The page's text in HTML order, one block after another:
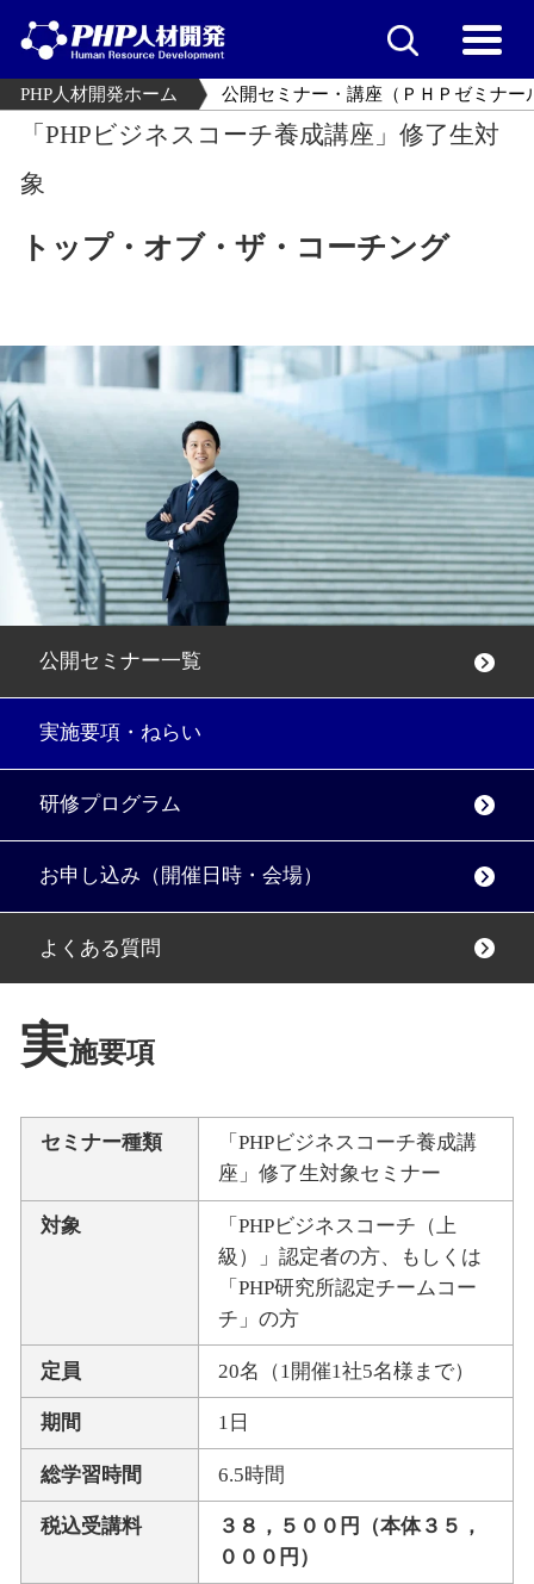
PHP人材開発ホーム 公開セミナー・講座（ＰＨＰゼミナー
「PHPビジネスコーチ養成講座」修了生対
象
トップ・オブ・ザ・コーチング
公開セミナー一覧
実施要項・ねらい
研修プログラム
お申し込み（開催日時・会場）
よくある質問
実施要項
セミナー種類
「PHPビジネスコーチ養成講
座」修了生対象セミナー
対象
「PHPビジネスコーチ（上
級）」認定者の方、もしくは
「PHP研究所認定チームコー
チ」の方
定員 20名（1開催1社5名様まで）
期間 1日
総学習時間 6.5時間
税込受講料
３８，５００円（本体３５，
０００円）